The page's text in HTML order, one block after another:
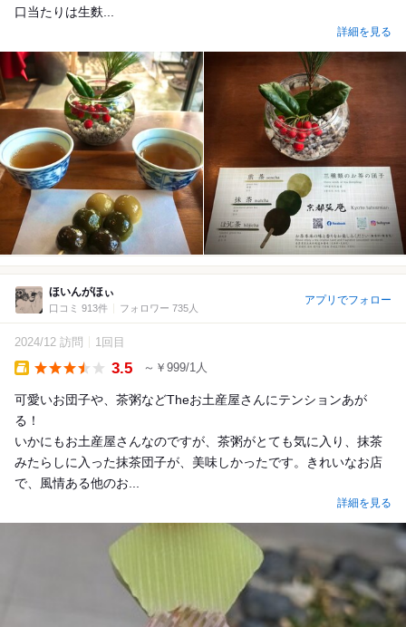
口当たりは生麩...
詳細を見る
ほいんがほぃ
口コミ 913件 フォロワー 735人
アプリでフォロー
2024/12 訪問 1回目
3.5 ～￥999/1人
可愛いお団子や、茶粥などTheお土産屋さんにテンションあが
る！
いかにもお土産屋さんなのですが、茶粥がとても気に入り、抹茶
みたらしに入った抹茶団子が、美味しかったです。きれいなお店
で、風情ある他のお...
詳細を見る